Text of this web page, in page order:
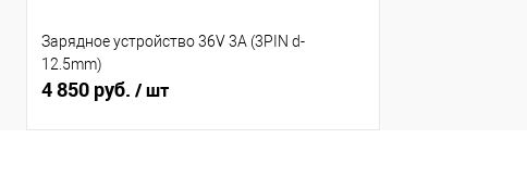
Зарядное устройство 36V 3A (3PIN d-
12.5mm)
4 850 руб. / шт